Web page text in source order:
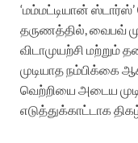
‘மம்மட்டியான்
தருணத்தில், வைபவ்
விடாமுயற்சி
முடியாத
வெற்றியை அடைய
எடுத்துக்காட்டாக